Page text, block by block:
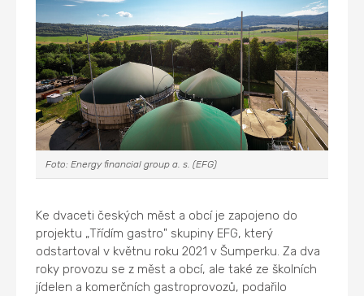
Foto: Energy financial group a. s. (EFG)
Ke dvaceti českých měst a obcí je zapojeno do
projektu „Třídím gastro" skupiny EFG, který
odstartoval v květnu roku 2021 v Šumperku. Za dva
roky provozu se z měst a obcí, ale také ze školních
jídelen a komerčních gastroprovozů, podařilo